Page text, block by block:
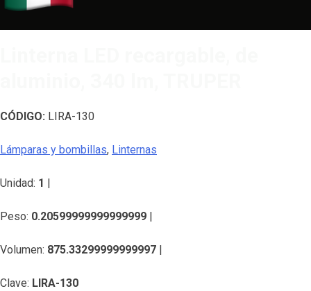
CÓDIGO: LIRA-130
Lámparas y bombillas, Linternas
Unidad: 1 |
Peso: 0.20599999999999999 |
Volumen: 875.33299999999997 |
Clave: LIRA-130